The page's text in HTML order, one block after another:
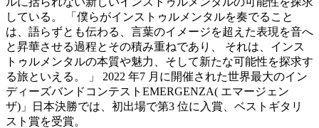
している。 「僕らがインストゥルメンタルを奏でること
は、語らずとも伝わる、言葉のイメージを超えた表現を音へ
と昇華させる過程とその積み重ねであり、 それは、インス
トゥルメンタルの本質や魅力、そして新たな可能性を探求す
る旅といえる。 」 2022 年7 月に開催された世界最大のイン
ディーズバンドコンテストEMERGENZA( エマージェン
ザ)」日本決勝では、初出場で第3 位に入賞、ベストギタリ
スト賞を受賞。